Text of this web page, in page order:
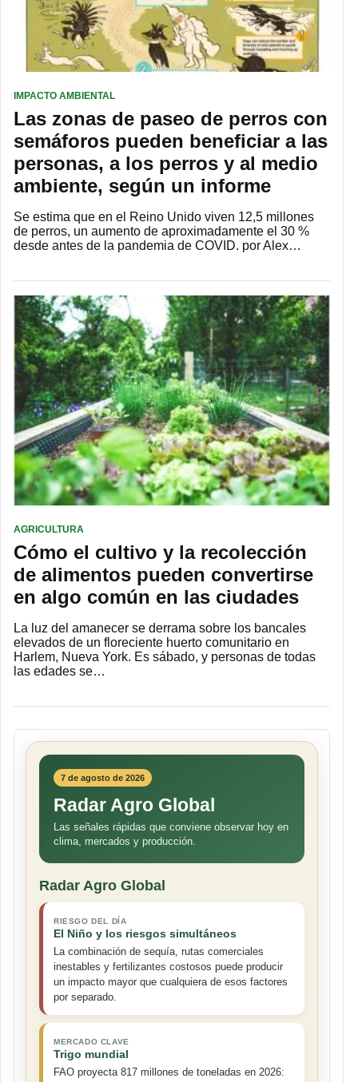
IMPACTO AMBIENTAL
Las zonas de paseo de perros con
semáforos pueden beneficiar a las
personas, a los perros y al medio
ambiente, según un informe
Se estima que en el Reino Unido viven 12,5 millones
de perros, un aumento de aproximadamente el 30 %
desde antes de la pandemia de COVID. por Alex…
AGRICULTURA
Cómo el cultivo y la recolección
de alimentos pueden convertirse
en algo común en las ciudades
La luz del amanecer se derrama sobre los bancales
elevados de un floreciente huerto comunitario en
Harlem, Nueva York. Es sábado, y personas de todas
las edades se…
7 de agosto de 2026
Radar Agro Global
Las señales rápidas que conviene observar hoy en
clima, mercados y producción.
Radar Agro Global
RIESGO DEL DÍA
El Niño y los riesgos simultáneos
La combinación de sequía, rutas comerciales
inestables y fertilizantes costosos puede producir
un impacto mayor que cualquiera de esos factores
por separado.
MERCADO CLAVE
Trigo mundial
FAO proyecta 817 millones de toneladas en 2026: